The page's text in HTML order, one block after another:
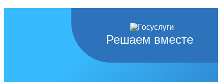
Решаем вместе